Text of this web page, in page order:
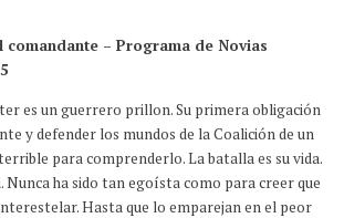
comandante – Programa de Novias
es un guerrero prillon. Su primera obligación
y defender los mundos de la Coalición de un
para comprenderlo. La batalla es su vida.
Nunca ha sido tan egoísta como para creer que
Hasta que lo emparejan en el peor